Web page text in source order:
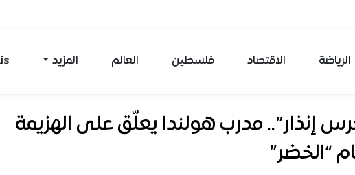
الرياضة الاقتصاد فلسطين العالم المزيد
إنذار”.. مدرب هولندا يعلّق على الهزيمة
“الخضر”